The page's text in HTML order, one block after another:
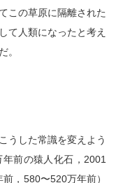
この草原に隔離された
て人類になったと考え
。
うした常識を変えよう
前の猿人化石，2001
，580〜520万年前）